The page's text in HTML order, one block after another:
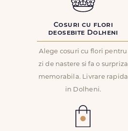
Cosuri cu flori
deosebite Dolheni
Alege cosuri cu flori pentru
zi de nastere si fa o surpriza
memorabila. Livrare rapida
in Dolheni.